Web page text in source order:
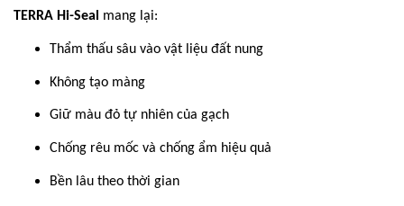
TERRA Hi-Seal mang lại:
Thẩm thấu sâu vào vật liệu đất nung
Không tạo màng
Giữ màu đỏ tự nhiên của gạch
Chống rêu mốc và chống ẩm hiệu quả
Bền lâu theo thời gian